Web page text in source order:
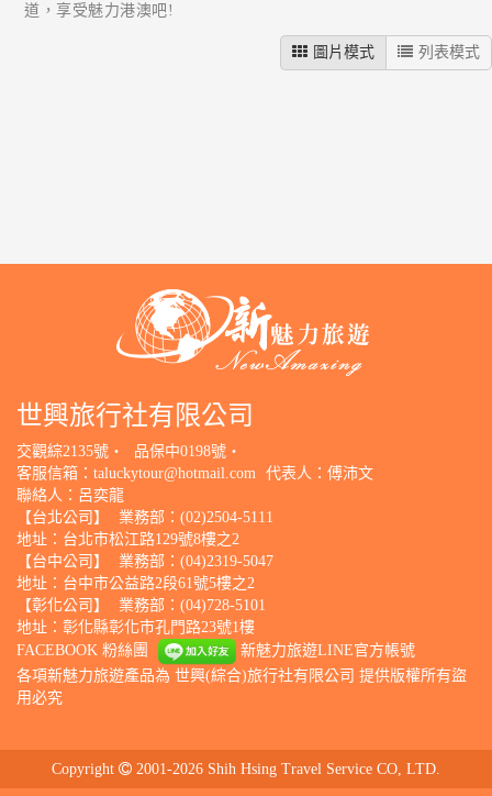
道，享受魅力港澳吧!
圖片模式 列表模式
世興旅行社有限公司
交觀綜2135號‧
品保中0198號‧
客服信箱： taluckytour@hotmail.com 代表人：傅沛文
聯絡人：呂奕龍
【台北公司】
業務部：(02)2504-5111
地址：台北市松江路129號8樓之2
【台中公司】
業務部：(04)2319-5047
地址：台中市公益路2段61號5樓之2
【彰化公司】
業務部：(04)728-5101
地址：彰化縣彰化市孔門路23號1樓
FACEBOOK 粉絲團
新魅力旅遊LINE官方帳號
各項新魅力旅遊產品為 世興(綜合)旅行社有限公司 提供版權所有盜
用必究
Copyright 2001-2026 Shih Hsing Travel Service CO, LTD.